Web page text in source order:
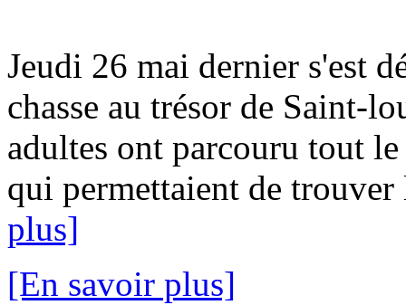
Jeudi 26 mai dernier s'est
chasse au trésor de Saint-
adultes ont parcouru tout
qui permettaient de trouver
plus]
[En savoir plus]